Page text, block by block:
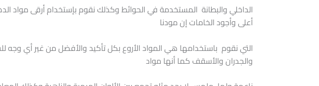
الداخلي والبطانة المستخدمة في الحوائط وكذلك نقوم بإستخدام أرقى مواد
أعلى وأجود الخامات إن مودنا
التي نقوم باستخدامها هي المواد الأروع بكل تأكيد والأفضل من غير أي وجه
والجدران والأسقف كما أنها مواد